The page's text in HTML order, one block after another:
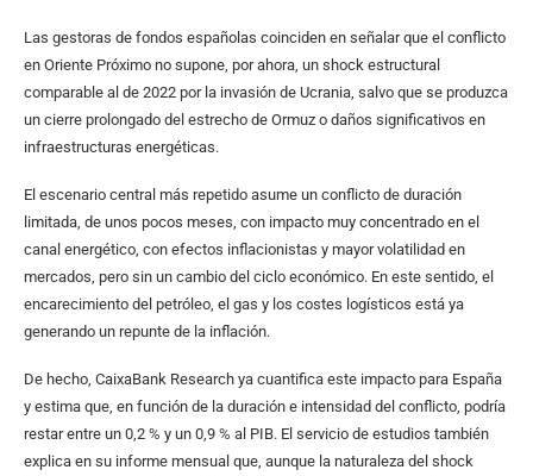
Las gestoras de fondos españolas coinciden en señalar que el conflicto
en Oriente Próximo no supone, por ahora, un shock estructural
comparable al de 2022 por la invasión de Ucrania, salvo que se produzca
un cierre prolongado del estrecho de Ormuz o daños significativos en
infraestructuras energéticas.
El escenario central más repetido asume un conflicto de duración
limitada, de unos pocos meses, con impacto muy concentrado en el
canal energético, con efectos inflacionistas y mayor volatilidad en
mercados, pero sin un cambio del ciclo económico. En este sentido, el
encarecimiento del petróleo, el gas y los costes logísticos está ya
generando un repunte de la inflación.
De hecho, CaixaBank Research ya cuantifica este impacto para España
y estima que, en función de la duración e intensidad del conflicto, podría
restar entre un 0,2 % y un 0,9 % al PIB. El servicio de estudios también
explica en su informe mensual que, aunque la naturaleza del shock